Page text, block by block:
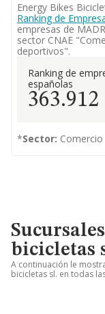
Energy Bikes
Ranking de
empresas de
sector CNAE
deportivos".
Ranking de
españolas
363.912
*Sector: Comercio
bicicletas
A continuación le
bicicletas sl. en todas